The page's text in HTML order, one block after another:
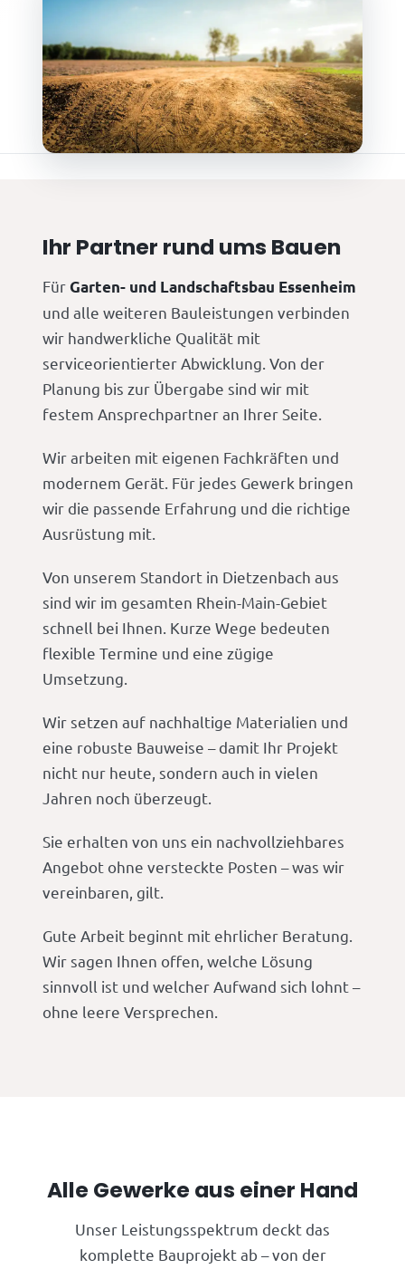
Ihr Partner rund ums Bauen
FürGarten- und Landschaftsbau Essenheim
und alle weiteren Bauleistungen verbinden
wir handwerkliche Qualität mit
serviceorientierter Abwicklung. Von der
Planung bis zur Übergabe sind wir mit
festem Ansprechpartner an Ihrer Seite.
Wir arbeiten mit eigenen Fachkräften und
modernem Gerät. Für jedes Gewerk bringen
wir die passende Erfahrung und die richtige
Ausrüstung mit.
Von unserem Standort in Dietzenbach aus
sind wir im gesamten Rhein-Main-Gebiet
schnell bei Ihnen. Kurze Wege bedeuten
flexible Termine und eine zügige
Umsetzung.
Wir setzen auf nachhaltige Materialien und
eine robuste Bauweise – damit Ihr Projekt
nicht nur heute, sondern auch in vielen
Jahren noch überzeugt.
Sie erhalten von uns ein nachvollziehbares
Angebot ohne versteckte Posten – was wir
vereinbaren, gilt.
Gute Arbeit beginnt mit ehrlicher Beratung.
Wir sagen Ihnen offen, welche Lösung
sinnvoll ist und welcher Aufwand sich lohnt –
ohne leere Versprechen.
Alle Gewerke aus einer Hand
Unser Leistungsspektrum deckt das
komplette Bauprojekt ab – von der